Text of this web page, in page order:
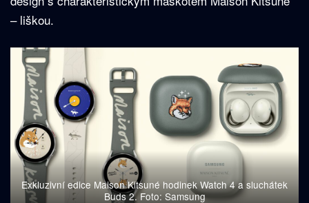
– liškou.
Exkluzivní edice Maison Kitsuné hodinek Watch 4 a sluchátek
Buds 2. Foto: Samsung